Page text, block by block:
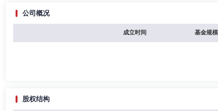
公司概况
成立时间 基金规
股权结构